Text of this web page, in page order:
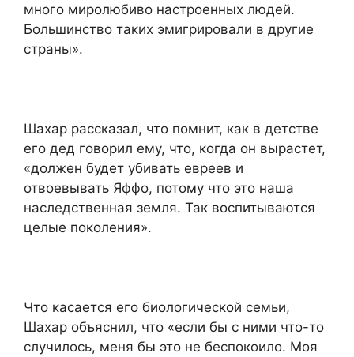
много миролюбиво настроенных людей.
Большинство таких эмигрировали в другие
страны».
Шахар рассказал, что помнит, как в детстве
его дед говорил ему, что, когда он вырастет,
«должен будет убивать евреев и
отвоевывать Яффо, потому что это наша
наследственная земля. Так воспитываются
целые поколения».
Что касается его биологической семьи,
Шахар объяснил, что «если бы с ними что-то
случилось, меня бы это не беспокоило. Моя